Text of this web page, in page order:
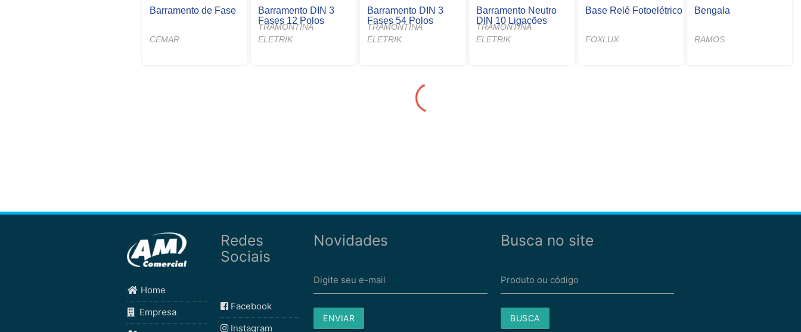
Barramento de Fase
CEMAR
Barramento DIN 3
Fases 12 Polos
TRAMONTINA
ELETRIK
Barramento DIN 3
Fases 54 Polos
TRAMONTINA
ELETRIK
Barramento Neutro
DIN 10 Ligações
TRAMONTINA
ELETRIK
Base Relé Fotoelétrico
FOXLUX
Bengala
RAMOS
Home
Empresa
Redes
Sociais
Facebook
Instagram
Novidades
Digite seu e-mail
ENVIAR
Busca no site
Produto ou código
BUSCA